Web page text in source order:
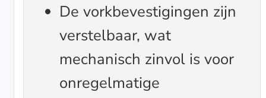
De vorkbevestigingen zijn
verstelbaar, wat
mechanisch zinvol is voor
onregelmatige